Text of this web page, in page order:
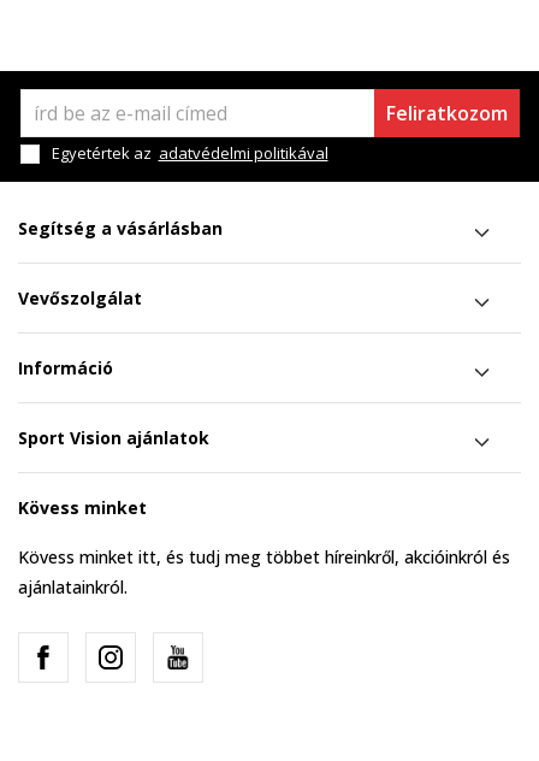
Feliratkozom
Egyetértek az adatvédelmi politikával
Segítség a vásárlásban
Vevőszolgálat
Információ
Sport Vision ajánlatok
Kövess minket
Kövess minket itt, és tudj meg többet híreinkről, akcióinkról és
ajánlatainkról.